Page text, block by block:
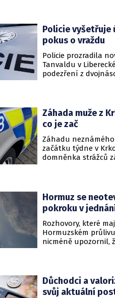
Policie vyšetřuje
pokus o vraždu
Policie prozradila
Tanvaldu v
podezření z
Záhada muže z
co je zač
Záhadu
začátku týdne v
domněnka strážců
Hormuz se
pokroku v
Rozhovory, které
Hormuzském
nicméně upozornil,
Důchodci a
svůj aktuální